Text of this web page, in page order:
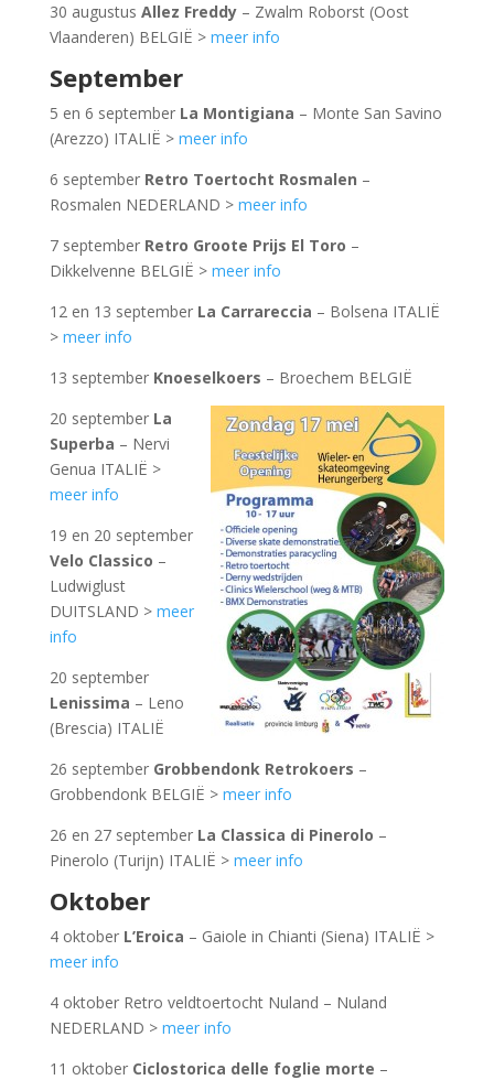
30 augustus Allez Freddy– Zwalm Roborst (Oost
Vlaanderen) BELGIË > meer info
September
5 en 6 september La Montigiana – Monte San Savino
(Arezzo) ITALIË > meer info
6 september Retro Toertocht Rosmalen –
Rosmalen NEDERLAND > meer info
7 september Retro Groote Prijs El Toro –
Dikkelvenne BELGIË > meer info
12 en 13 september La Carrareccia – Bolsena ITALIË
> meer info
13 september Knoeselkoers – Broechem BELGIË
20 september La
Superba – Nervi
Genua ITALIË >
meer info
19 en 20 september
Velo Classico –
Ludwiglust
DUITSLAND > meer
info
20 september
Lenissima – Leno
(Brescia) ITALIË
26 september Grobbendonk Retrokoers –
Grobbendonk BELGIË > meer info
26 en 27 september La Classica di Pinerolo –
Pinerolo (Turijn) ITALIË > meer info
Oktober
4 oktober L’Eroica – Gaiole in Chianti (Siena) ITALIË >
meer info
4 oktober Retro veldtoertocht Nuland – Nuland
NEDERLAND > meer info
11 oktober Ciclostorica delle foglie morte –